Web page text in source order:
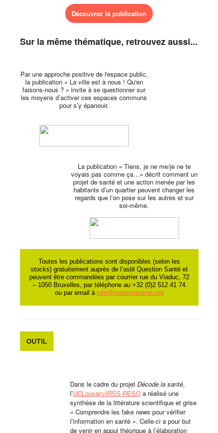
Découvrez la publication
Sur la même thématique, retrouvez aussi...
Par une approche positive de l'espace public,
la publication « La ville est à nous ! Qu'en
faisons-nous ? » invite à se questionner sur
les moyens d’activer ces espaces communs
pour s’y épanouir.
La publication « Tiens, je ne me/je ne te
voyais pas comme ça…» décrit comment un
projet de santé et une action menée par les
habitants d’un quartier peuvent changer les
regards que l’on pose sur les autres et sur
soi-même.
Toutes les publications sont disponibles (selon les
stocks) gratuitement auprès de l’asbl Question Santé et
peuvent être commandées par courrier rue du Viaduc, 72
– 1050 Bruxelles, par téléphone au +32 (0)2 512 41 74
ou par email à info@questionsante.org
OUTIL
Dans le cadre du projet Décode la santé,
l’UCLouvain/IRSS-RESOa réalisé une
synthèse de la littérature scientifique et grise
« Comprendre les fake news pour vérifier
l’information en santé ». Celle-ci a pour but
de venir en appui théorique à l’élaboration